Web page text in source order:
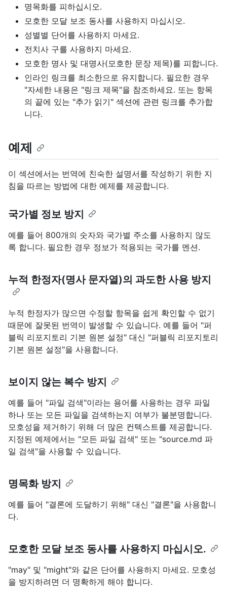
명목화를 피하십시오.
모호한 모달 보조 동사를 사용하지 마십시오.
성별별 단어를 사용하지 마세요.
전치사 구를 사용하지 마세요.
모호한 명사 및 대명사(모호한 문장 제목)를 피합니다.
인라인 링크를 최소한으로 유지합니다. 필요한 경우
"자세한 내용은 "링크 제목"을 참조하세요. 또는 항목
의 끝에 있는 "추가 읽기" 섹션에 관련 링크를 추가합
니다.
예제
이 섹션에서는 번역에 친숙한 설명서를 작성하기 위한 지
침을 따르는 방법에 대한 예제를 제공합니다.
국가별 정보 방지
예를 들어 800개의 숫자와 국가별 주소를 사용하지 않도
록 합니다. 필요한 경우 정보가 적용되는 국가를 멘션.
누적 한정자(명사 문자열)의 과도한 사용 방지
누적 한정자가 많으면 수정할 항목을 쉽게 확인할 수 없기
때문에 잘못된 번역이 발생할 수 있습니다. 예를 들어 "퍼
블릭 리포지토리 기본 원본 설정" 대신 "퍼블릭 리포지토리
기본 원본 설정"을 사용합니다.
보이지 않는 복수 방지
예를 들어 "파일 검색"이라는 용어를 사용하는 경우 파일
하나 또는 모든 파일을 검색하는지 여부가 불분명합니다.
모호성을 제거하기 위해 더 많은 컨텍스트를 제공합니다.
지정된 예제에서는 "모든 파일 검색" 또는 "source.md 파
일 검색"을 사용할 수 있습니다.
명목화 방지
예를 들어 "결론에 도달하기 위해" 대신 "결론"을 사용합니
다.
모호한 모달 보조 동사를 사용하지 마십시오.
"may" 및 "might"와 같은 단어를 사용하지 마세요. 모호성
을 방지하려면 더 명확하게 해야 합니다.